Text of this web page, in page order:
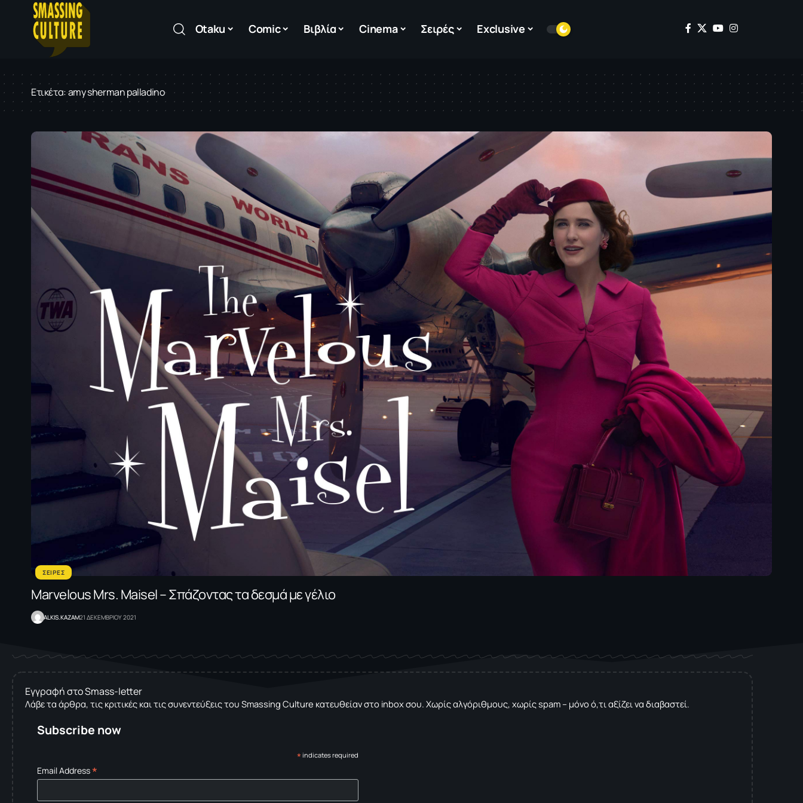
Otaku Comic Βιβλία Cinema Σειρές Exclusive
Ετικέτα:amy sherman palladino
ΣΕΙΡΕΣ
Marvelous Mrs. Maisel – Σπάζοντας τα δεσμά με γέλιο
ALKIS.KAZAM21 ΔΕΚΕΜΒΡΙΟΥ 2021
Εγγραφή στο Smass-letter
Λάβε τα άρθρα, τις κριτικές και τις συνεντεύξεις του Smassing Culture κατευθείαν στο inbox σου. Χωρίς αλγόριθμους, χωρίς spam – μόνο ό,τι αξίζει να διαβαστεί.
Subscribe now
* indicates required
Email Address*